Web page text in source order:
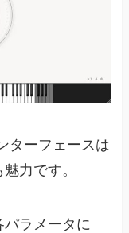
ターフェースは
力です。
ラメータに